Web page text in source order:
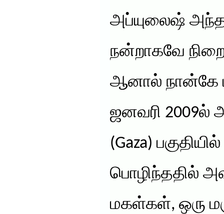
அப்யுலைஷ்
நன்றாகவே
ஆனால் நான்கே
ஜனவரி 2009ல்
(Gaza)
பொழிந்ததில்
மகள்கள், ஒரு